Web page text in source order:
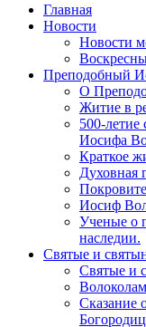
Главная
Новости
Новости
Преподобный
О
Житие в
500-летие
Иосифа
Краткое
Духовная
Иосиф
Ученые о
наследии.
Святые и
Святые и
Сказание